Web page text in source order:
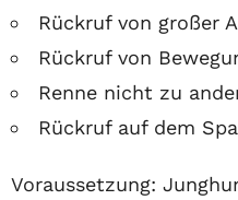
Rückruf von großer
Rückruf von
Renne nicht zu
Rückruf auf dem
Voraussetzung: